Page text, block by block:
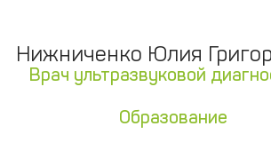
Нижниченко Юлия
Врач ультразвуковой
Образование